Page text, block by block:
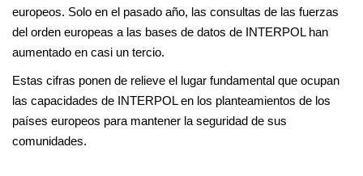
europeos. Solo en el pasado año, las consultas de las fuerzas
del orden europeas a las bases de datos de INTERPOL han
aumentado en casi un tercio.
Estas cifras ponen de relieve el lugar fundamental que ocupan
las capacidades de INTERPOL en los planteamientos de los
países europeos para mantener la seguridad de sus
comunidades.